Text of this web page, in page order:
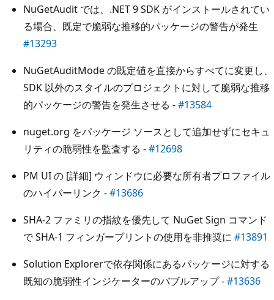
NuGetAudit では、.NET 9 SDK がインストールされてい
る場合、既定で脆弱な推移的パッケージの警告が発生
#13293
NuGetAuditMode の既定値を直接からすべてに変更し、
SDK 以外のスタイルのプロジェクトに対して脆弱な推移
的パッケージの警告を発生させる -#13584
nuget.org をパッケージ ソースとして追加せずにセキュ
リティの脆弱性を監査する -#12698
PM UI の [詳細] ウィンドウに必要な所有者プロファイル
のハイパーリンク -#13686
SHA-2 ファミリの指紋を優先して NuGet Sign コマンド
で SHA-1 フィンガープリントの使用を非推奨に #13891
Solution Explorerで依存関係にあるパッケージに対する
既知の脆弱性インジケーターのバブルアップ -#13636